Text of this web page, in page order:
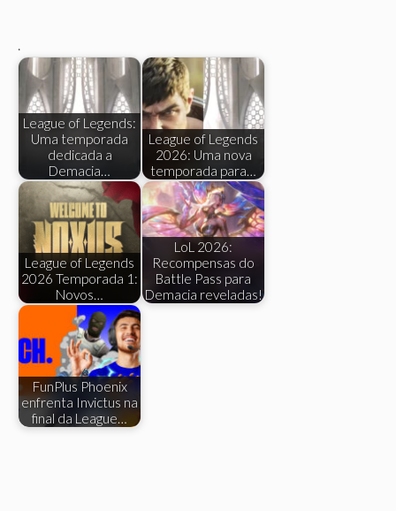
.
League of Legends:
Uma temporada
dedicada a
Demacia…
League of Legends
2026: Uma nova
temporada para…
League of Legends
2026 Temporada 1:
Novos…
LoL 2026:
Recompensas do
Battle Pass para
Demacia reveladas!
FunPlus Phoenix
enfrenta Invictus na
final da League…